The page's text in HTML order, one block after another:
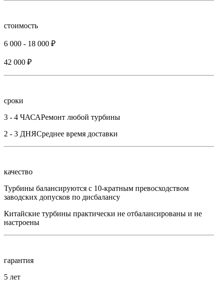
стоимость
6 000 - 18 000 ₽
42 000 ₽
сроки
3 - 4 ЧАСАРемонт любой турбины
2 - 3 ДНЯСреднее время доставки
качество
Турбины балансируются с 10-кратным превосходством
заводских допусков по дисбалансу
Китайские турбины практически не отбалансированы и не
настроены
гарантия
5 лет